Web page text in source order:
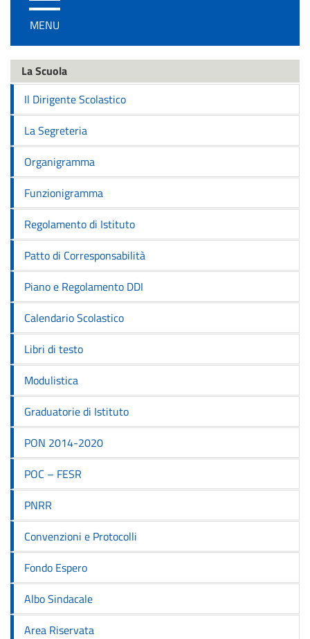
/
disattiva
navigazione
MENU
La Scuola
Il Dirigente Scolastico
La Segreteria
Organigramma
Funzionigramma
Regolamento di Istituto
Patto di Corresponsabilità
Piano e Regolamento DDI
Calendario Scolastico
Libri di testo
Modulistica
Graduatorie di Istituto
PON 2014-2020
POC – FESR
PNRR
Convenzioni e Protocolli
Fondo Espero
Albo Sindacale
Area Riservata